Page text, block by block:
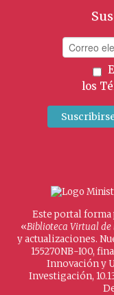
los
Este portal
«Biblioteca Virtual de
y actualizaciones.
155270NB-I00,
Innovación y
Investigación,